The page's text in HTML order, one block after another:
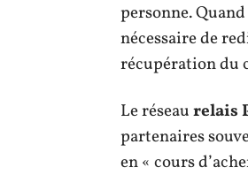
personne.
nécessaire de
récupération du
Le réseaurelais
partenaires
en « cours